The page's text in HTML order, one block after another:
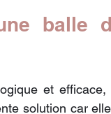
balle
et
solution car